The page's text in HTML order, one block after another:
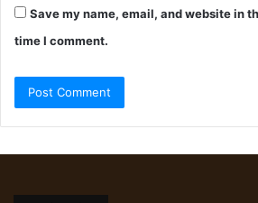
Save my name, email, and website in
time I comment.